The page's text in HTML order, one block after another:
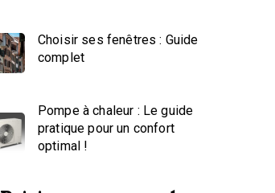
Choisir ses fenêtres : Guide
complet
Pompe à chaleur : Le guide
pratique pour un confort
optimal !